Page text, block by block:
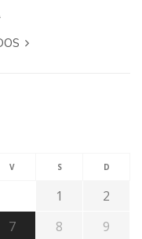
V S D
1
2
7 8
9